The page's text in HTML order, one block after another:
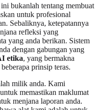
bukanlah tentang membuat
untuk profesional
Sebaliknya, ketepatannya
refleksi yang
yang anda berikan. Sistem
dengan gabungan yang
etika, yang bermakna
prinsip teras.
milik anda. Kami
memastikan maklumat
menjana laporan anda.